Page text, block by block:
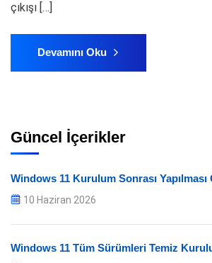
çıkışı […]
Devamını Oku
Güncel İçerikler
Windows 11 Kurulum Sonrası
10 Haziran 2026
Windows 11 Tüm Sürümleri Temiz